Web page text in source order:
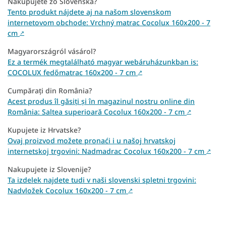
Tento produkt nájdete aj na našom slovenskom
internetovom obchode: Vrchný matrac Cocolux 160x200 - 7
cm ↗
Magyarországról vásárol?
Ez a termék megtalálható magyar webáruházunkban is:
COCOLUX fedőmatrac 160x200 - 7 cm ↗
Cumpărați din România?
Acest produs îl găsiți și în magazinul nostru online din
România: Saltea superioară Cocolux 160x200 - 7 cm ↗
Kupujete iz Hrvatske?
Ovaj proizvod možete pronaći i u našoj hrvatskoj
internetskoj trgovini: Nadmadrac Cocolux 160x200 - 7 cm ↗
Nakupujete iz Slovenije?
Ta izdelek najdete tudi v naši slovenski spletni trgovini:
Nadvložek Cocolux 160x200 - 7 cm ↗